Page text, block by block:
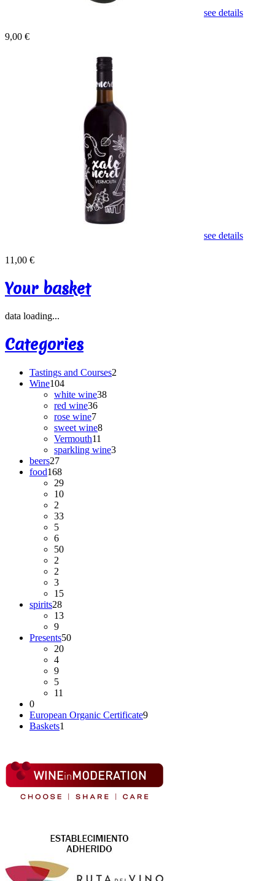
see details
9,00 €
see details
11,00 €
Your basket
data loading...
Categories
Tastings and Courses2
Wine104
white wine38
red wine36
rose wine7
sweet wine8
Vermouth11
sparkling wine3
beers27
food168
29
10
2
33
5
6
50
2
2
3
15
spirits28
13
9
Presents50
20
4
9
5
11
0
European Organic Certificate9
Baskets1